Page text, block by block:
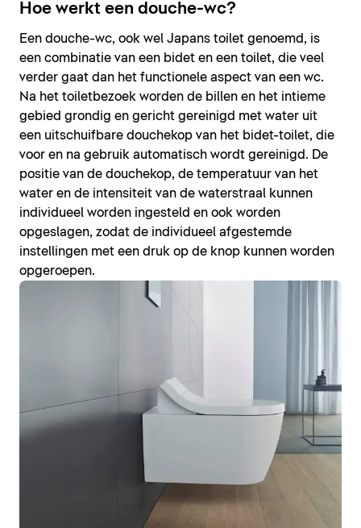
Hoe werkt een douche-wc?
Een douche-wc, ook wel Japans toilet genoemd, is
een combinatie van een bidet en een toilet, die veel
verder gaat dan het functionele aspect van een wc.
Na het toiletbezoek worden de billen en het intieme
gebied grondig en gericht gereinigd met water uit
een uitschuifbare douchekop van het bidet-toilet, die
voor en na gebruik automatisch wordt gereinigd. De
positie van de douchekop, de temperatuur van het
water en de intensiteit van de waterstraal kunnen
individueel worden ingesteld en ook worden
opgeslagen, zodat de individueel afgestemde
instellingen met een druk op de knop kunnen worden
opgeroepen.